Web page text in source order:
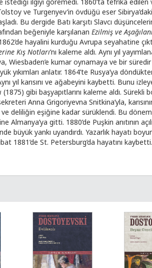
ve Turgenyev’in övdüğü eser Sibirya’daki
Bu dergide Batı karşıtı Slavcı
beğeniyle karşılanan Ezilmiş ve
hayalini kurduğu Avrupa seyahatine
Kış Notları’nı kaleme aldı. Aynı yıl
Wiesbaden’e kumar oynamaya ve bir
yıkımları anlatır. 1864’te Rusya’ya
yıl karısını ve ağabeyini kaybetti. Bunu
(1875) gibi başyapıtlarını kaleme aldı. Sürekli
Anna Grigoriyevna Snitkina’yla,
ve deliliğin eşiğine kadar sürüklendi. Bu
gitti. 1880’de Puşkin anıtının
yankı uyandırdı. Yazarlık hayatı
1881’de St. Petersburg’da hayatını